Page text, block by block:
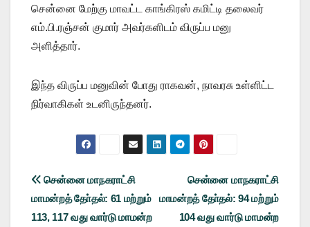
சென்னை மேற்கு மாவட்ட காங்கிரஸ் கமிட்டி தலைவர்
எம்.பி.ரஞ்சன் குமார் அவர்களிடம் விருப்ப மனு
அளித்தார்.
இந்த விருப்ப மனுவின் போது ராகவன், நாவரசு உள்ளிட்ட
நிர்வாகிகள் உடனிருந்தனர்.
Post
navigation
சென்னை மாநகராட்சி
மாமன்றத் தோ்தல்: 94 மற்றும்
104 வது வார்டு மாமன்ற
சென்னை மாநகராட்சி
மாமன்றத் தோ்தல்: 61 மற்றும்
113, 117 வது வார்டு மாமன்ற